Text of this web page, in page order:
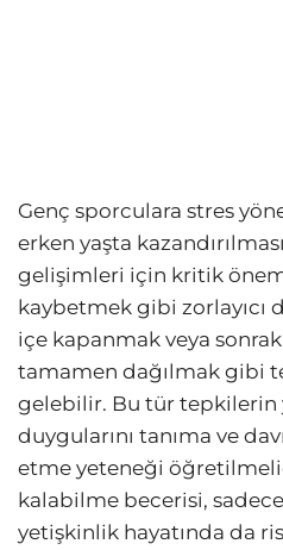
Genç sporculara stres
erken yaşta
gelişimleri için kritik
kaybetmek gibi zorlayıcı
içe kapanmak veya
tamamen dağılmak gibi
gelebilir. Bu tür tepkilerin
duygularını tanıma ve
etme yeteneği
kalabilme becerisi,
yetişkinlik hayatında da